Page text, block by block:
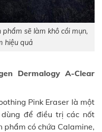
sẽ làm khô cồi mụn,
hiệu quả
Dermalogy A-Clear
Pink Eraser là một
để điều trị các nốt
phẩm có chứa Calamine,